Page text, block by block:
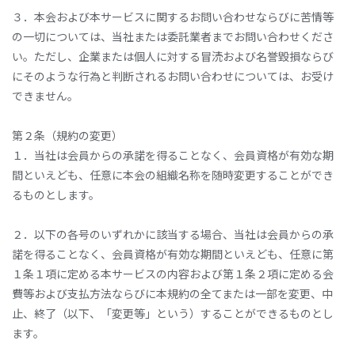
３．本会および本サービスに関するお問い合わせならびに苦情等
の一切については、当社または委託業者までお問い合わせくださ
い。ただし、企業または個人に対する冒涜および名誉毀損ならび
にそのような行為と判断されるお問い合わせについては、お受け
できません。
第２条（規約の変更）
１．当社は会員からの承諾を得ることなく、会員資格が有効な期
間といえども、任意に本会の組織名称を随時変更することができ
るものとします。
２．以下の各号のいずれかに該当する場合、当社は会員からの承
諾を得ることなく、会員資格が有効な期間といえども、任意に第
１条１項に定める本サービスの内容および第１条２項に定める会
費等および支払方法ならびに本規約の全てまたは一部を変更、中
止、終了（以下、「変更等」という）することができるものとし
ます。